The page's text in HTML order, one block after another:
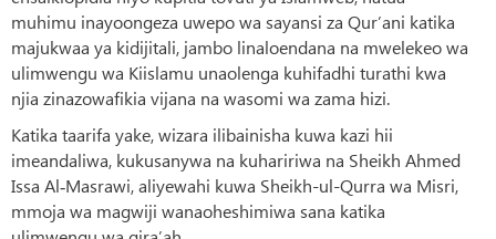
muhimu inayoongeza uwepo wa sayansi za Qur’ani katika
majukwaa ya kidijitali, jambo linaloendana na mwelekeo wa
ulimwengu wa Kiislamu unaolenga kuhifadhi turathi kwa
njia zinazowafikia vijana na wasomi wa zama hizi.
Katika taarifa yake, wizara ilibainisha kuwa kazi hii
imeandaliwa, kukusanywa na kuhaririwa na Sheikh Ahmed
Issa Al‑Masrawi, aliyewahi kuwa Sheikh-ul-Qurra wa Misri,
mmoja wa magwiji wanaoheshimiwa sana katika